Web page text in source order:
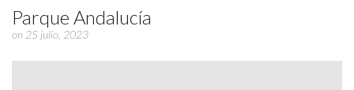
Parque Andalucía
on 25 julio, 2023